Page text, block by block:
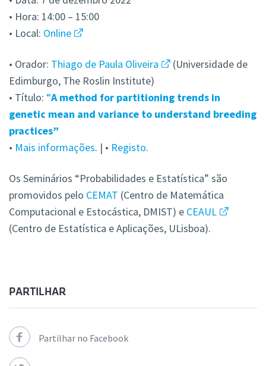
• Hora: 14:00 – 15:00
• Local: Online
• Orador: Thiago de Paula Oliveira
(Universidade de
Edimburgo, The Roslin Institute)
• Título: “A method for partitioning trends in
genetic mean and variance to understand breeding
practices”
• Mais informações. | • Registo.
Os Seminários “Probabilidades e Estatística” são
promovidos pelo CEMAT (Centro de Matemática
Computacional e Estocástica, DMIST) e CEAUL
(Centro de Estatística e Aplicações, ULisboa).
PARTILHAR
Partilhar no Facebook